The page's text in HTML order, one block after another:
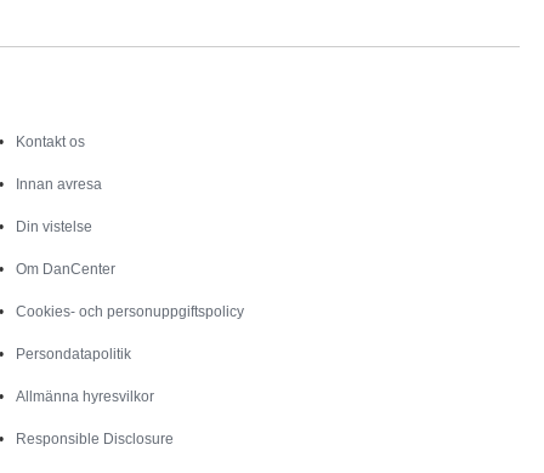
Kontakt os
Innan avresa
Din vistelse
Om DanCenter
Cookies- och personuppgiftspolicy
Persondatapolitik
Allmänna hyresvilkor
Responsible Disclosure